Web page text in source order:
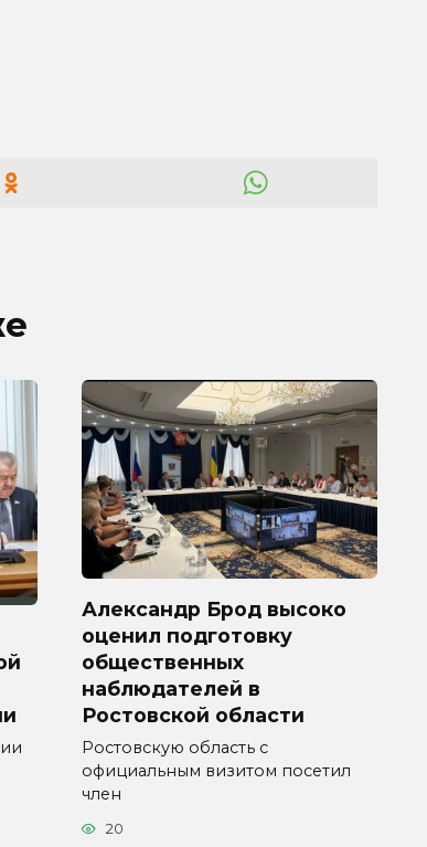
Александр Брод высоко
оценил подготовку
общественных
наблюдателей в
Ростовской области
Ростовскую область с
официальным визитом посетил
член
20